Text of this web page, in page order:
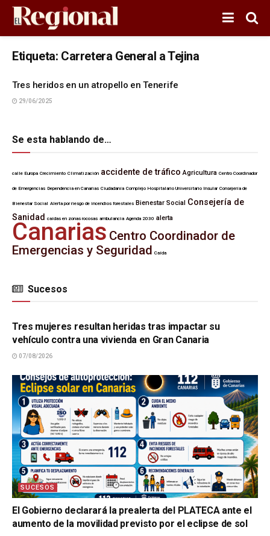
Etiqueta: Carretera General a Tejina
Tres heridos en un atropello en Tenerife
29/06/2025
Se esta hablando de…
calle Europa Crecimiento Climatización accidente de tráfico Agricultura Centro Coordinador
de Emergencias Dependencia en Canarias Ciudadanía Complejo Hospitalario Universitario Insular Consejería de
Bienestar Social Alerta por riesgo de incendios forestales Bienestar Social Consejería de
Sanidad caídas en zonas rocosas ambulancia Agenda 2030 alerta
Canarias Centro Coordinador de
Emergencias y Seguridad Caída
Sucesos
SUCESOS
Tres mujeres resultan heridas tras impactar su
vehículo contra una vivienda en Gran Canaria
07/08/2026
SUCESOS
El Gobierno declarará la prealerta del PLATECA ante el
aumento de la movilidad previsto por el eclipse de sol